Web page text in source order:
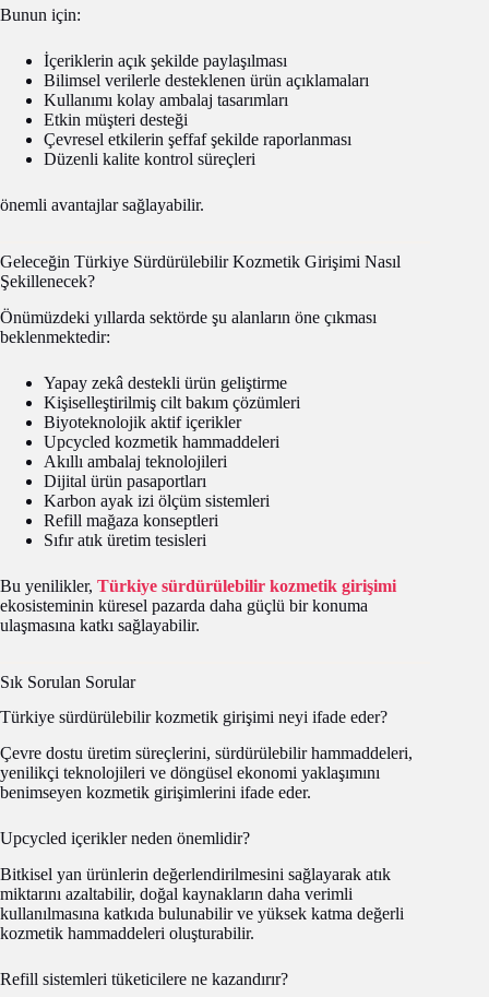
Bunun için:
İçeriklerin açık şekilde paylaşılması
Bilimsel verilerle desteklenen ürün açıklamaları
Kullanımı kolay ambalaj tasarımları
Etkin müşteri desteği
Çevresel etkilerin şeffaf şekilde raporlanması
Düzenli kalite kontrol süreçleri
önemli avantajlar sağlayabilir.
Geleceğin Türkiye Sürdürülebilir Kozmetik Girişimi Nasıl
Şekillenecek?
Önümüzdeki yıllarda sektörde şu alanların öne çıkması
beklenmektedir:
Yapay zekâ destekli ürün geliştirme
Kişiselleştirilmiş cilt bakım çözümleri
Biyoteknolojik aktif içerikler
Upcycled kozmetik hammaddeleri
Akıllı ambalaj teknolojileri
Dijital ürün pasaportları
Karbon ayak izi ölçüm sistemleri
Refill mağaza konseptleri
Sıfır atık üretim tesisleri
Bu yenilikler, Türkiye sürdürülebilir kozmetik girişimi
ekosisteminin küresel pazarda daha güçlü bir konuma
ulaşmasına katkı sağlayabilir.
Sık Sorulan Sorular
Türkiye sürdürülebilir kozmetik girişimi neyi ifade eder?
Çevre dostu üretim süreçlerini, sürdürülebilir hammaddeleri,
yenilikçi teknolojileri ve döngüsel ekonomi yaklaşımını
benimseyen kozmetik girişimlerini ifade eder.
Upcycled içerikler neden önemlidir?
Bitkisel yan ürünlerin değerlendirilmesini sağlayarak atık
miktarını azaltabilir, doğal kaynakların daha verimli
kullanılmasına katkıda bulunabilir ve yüksek katma değerli
kozmetik hammaddeleri oluşturabilir.
Refill sistemleri tüketicilere ne kazandırır?